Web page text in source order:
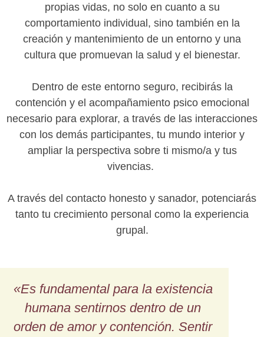
propias vidas, no solo en cuanto a su
comportamiento individual, sino también en la
creación y mantenimiento de un entorno y una
cultura que promuevan la salud y el bienestar.
Dentro de este entorno seguro, recibirás la
contención y el acompañamiento psico emocional
necesario para explorar, a través de las interacciones
con los demás participantes, tu mundo interior y
ampliar la perspectiva sobre ti mismo/a y tus
vivencias.
A través del contacto honesto y sanador, potenciarás
tanto tu crecimiento personal como la experiencia
grupal.
«Es fundamental para la existencia
humana sentirnos dentro de un
orden de amor y contención. Sentir